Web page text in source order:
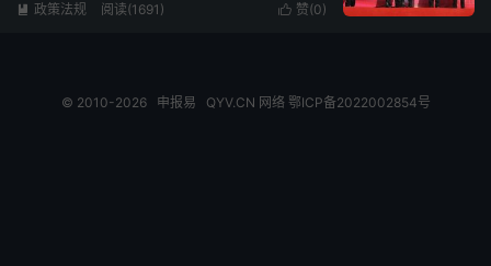
 赞(0)
 政策法规 阅读(1691)
© 2010-2026 申报易 QYV.CN 网络 鄂ICP备2022002854号